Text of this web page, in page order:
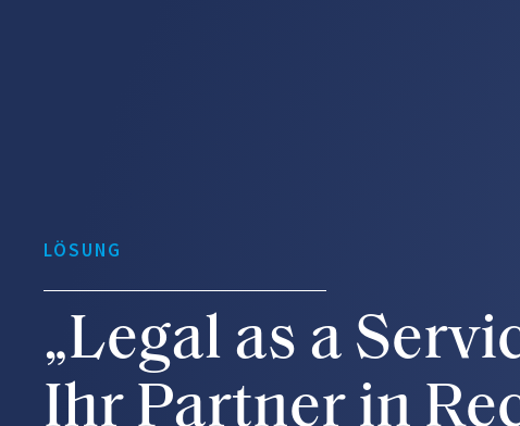
Externer
RMPrivacy, Ihr